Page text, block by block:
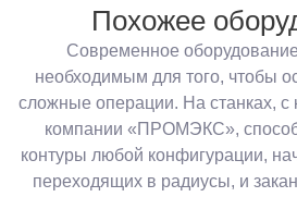
Похожее
Современное
необходимым для того, чтобы
сложные операции. На станках, с
компании «ПРОМЭКС»,
контуры любой конфигурации,
переходящих в радиусы, и